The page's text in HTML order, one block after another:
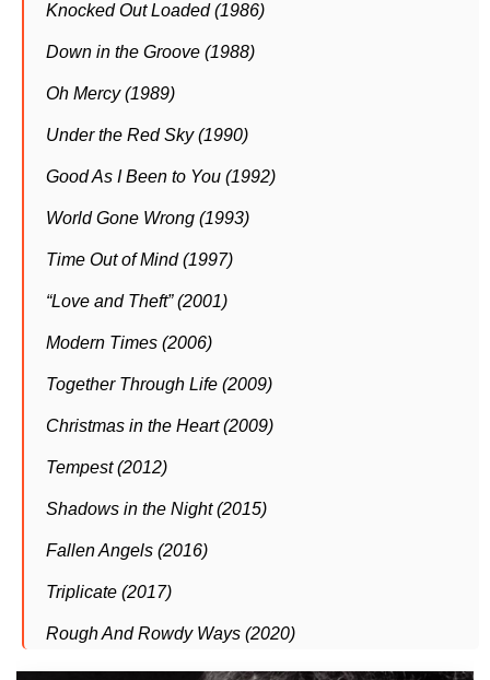
Knocked Out Loaded (1986)
Down in the Groove (1988)
Oh Mercy (1989)
Under the Red Sky (1990)
Good As I Been to You (1992)
World Gone Wrong (1993)
Time Out of Mind (1997)
“Love and Theft” (2001)
Modern Times (2006)
Together Through Life (2009)
Christmas in the Heart (2009)
Tempest (2012)
Shadows in the Night (2015)
Fallen Angels (2016)
Triplicate (2017)
Rough And Rowdy Ways (2020)